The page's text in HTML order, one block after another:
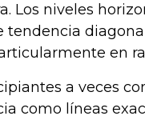
Los niveles
tendencia
en
a veces
como líneas